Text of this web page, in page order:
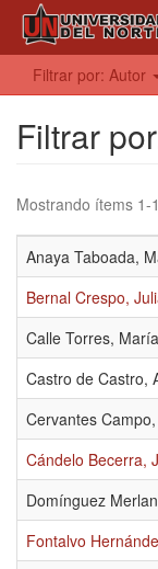
Filtrar por: Autor
Filtrar
Mostrando ítems 1-
Anaya Taboada,
Bernal Crespo,
Calle Torres,
Castro de Castro,
Cervantes
Cándelo Becerra,
Domínguez
Fontalvo